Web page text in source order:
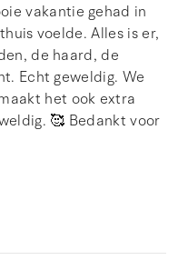
vakantie gehad in
voelde. Alles is er,
de haard, de
Echt geweldig. We
het ook extra
🥰 Bedankt voor